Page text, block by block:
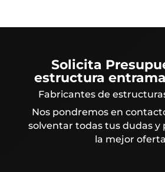
Solicita
estructura
Fabricantes de
Nos pondremos en
solventar todas tus dudas
la mejor